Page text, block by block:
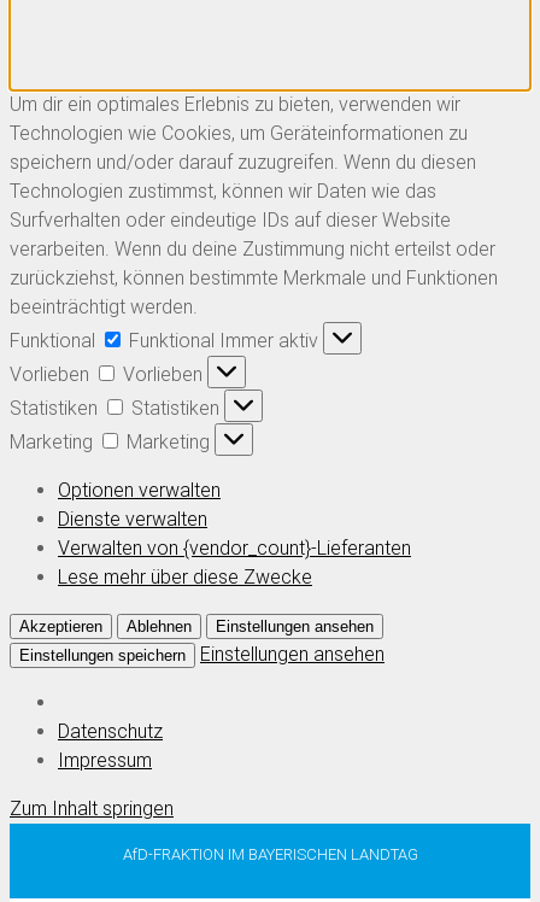
Um dir ein optimales Erlebnis zu bieten, verwenden wir
Technologien wie Cookies, um Geräteinformationen zu
speichern und/oder darauf zuzugreifen. Wenn du diesen
Technologien zustimmst, können wir Daten wie das
Surfverhalten oder eindeutige IDs auf dieser Website
verarbeiten. Wenn du deine Zustimmung nicht erteilst oder
zurückziehst, können bestimmte Merkmale und Funktionen
beeinträchtigt werden.
Funktional
Funktional
Immer aktiv
Vorlieben
Vorlieben
Statistiken
Statistiken
Marketing
Marketing
Optionen verwalten
Dienste verwalten
Verwalten von {vendor_count}-Lieferanten
Lese mehr über diese Zwecke
Akzeptieren Ablehnen
Einstellungen ansehen
Einstellungen speichern
Einstellungen ansehen
Datenschutz
Impressum
Zum Inhalt springen
AfD-FRAKTION IM BAYERISCHEN LANDTAG